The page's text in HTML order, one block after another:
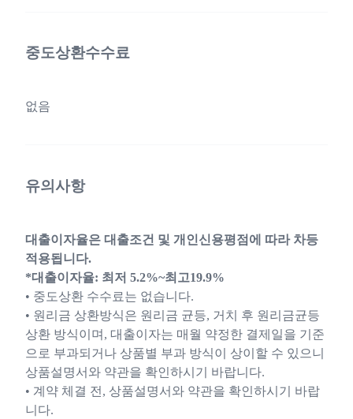
중도상환수수료
없음
유의사항
대출이자율은 대출조건 및 개인신용평점에 따라 차등
적용됩니다.
*대출이자율: 최저 5.2%~최고19.9%
• 중도상환 수수료는 없습니다.
• 원리금 상환방식은 원리금 균등, 거치 후 원리금균등
상환 방식이며, 대출이자는 매월 약정한 결제일을 기준
으로 부과되거나 상품별 부과 방식이 상이할 수 있으니
상품설명서와 약관을 확인하시기 바랍니다.
• 계약 체결 전, 상품설명서와 약관을 확인하시기 바랍
니다.